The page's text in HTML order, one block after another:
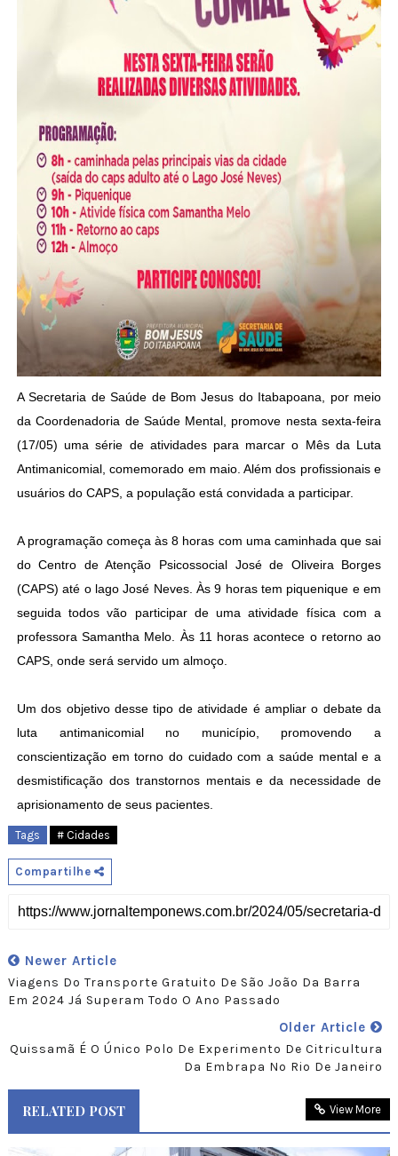
A Secretaria de Saúde de Bom Jesus do Itabapoana, por meio
da Coordenadoria de Saúde Mental, promove nesta sexta-feira
(17/05) uma série de atividades para marcar o Mês da Luta
Antimanicomial, comemorado em maio. Além dos profissionais e
usuários do CAPS, a população está convidada a participar.
A programação começa às 8 horas com uma caminhada que sai
do Centro de Atenção Psicossocial José de Oliveira Borges
(CAPS) até o lago José Neves. Às 9 horas tem piquenique e em
seguida todos vão participar de uma atividade física com a
professora Samantha Melo. Às 11 horas acontece o retorno ao
CAPS, onde será servido um almoço.
Um dos objetivo desse tipo de atividade é ampliar o debate da
luta antimanicomial no município, promovendo a
conscientização em torno do cuidado com a saúde mental e a
desmistificação dos transtornos mentais e da necessidade de
aprisionamento de seus pacientes.
Tags # Cidades
Compartilhe
Newer Article
Viagens Do Transporte Gratuito De São João Da Barra
Em 2024 Já Superam Todo O Ano Passado
Older Article
Quissamã É O Único Polo De Experimento De Citricultura
Da Embrapa No Rio De Janeiro
RELATED POST View More